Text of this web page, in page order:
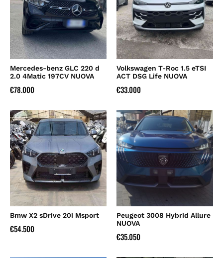
Mercedes-benz GLC 220 d
2.0 4Matic 197CV NUOVA
€78.000
Volkswagen T-Roc 1.5 eTSI
ACT DSG Life NUOVA
€33.000
Bmw X2 sDrive 20i Msport
€54.500
Peugeot 3008 Hybrid Allure
NUOVA
€35.050